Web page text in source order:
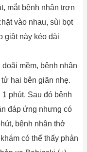
mắt bệnh nhân trợn
vào nhau, sùi bọt
giật này kéo dài
mềm, bệnh nhân
hai bên giãn nhẹ.
phút. Sau đó bệnh
đáp ứng nhưng có
bệnh nhân thở
có thể thấy phản